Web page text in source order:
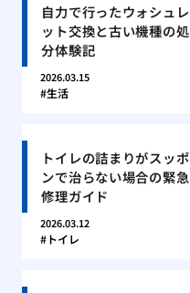
自力で行ったウォシュレ
ット交換と古い機種の処
分体験記
2026.03.15
生活
トイレの詰まりがスッポ
ンで治らない場合の緊急
修理ガイド
2026.03.12
トイレ